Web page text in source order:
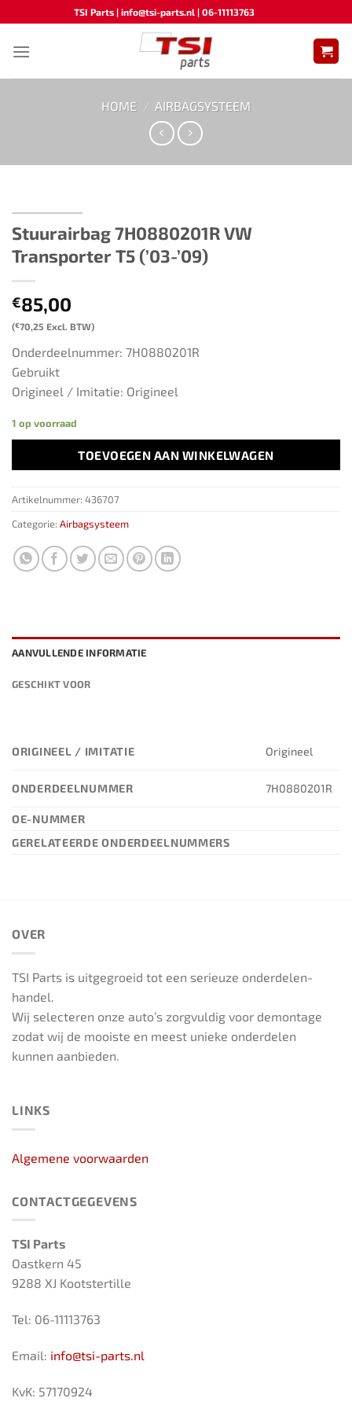
naar
inhoud
TSI Parts | info@tsi-parts.nl | 06-11113763
HOME / AIRBAGSYSTEEM
Stuurairbag ​​7H0880201R​ ​​VW
Transporter T5 (’03-’09)
€85,00
(€70,25 Excl. BTW)
Onderdeelnummer: 7H0880201R
Gebruikt
Origineel / Imitatie: Origineel
1 op voorraad
TOEVOEGEN AAN WINKELWAGEN
Artikelnummer: 436707
Categorie: Airbagsysteem
AANVULLENDE INFORMATIE
GESCHIKT VOOR
ORIGINEEL / IMITATIE Origineel
ONDERDEELNUMMER 7H0880201R
OE-NUMMER
GERELATEERDE ONDERDEELNUMMERS
OVER
TSI Parts is uitgegroeid tot een serieuze onderdelen-
handel.
Wij selecteren onze auto’s zorgvuldig voor demontage
zodat wij de mooiste en meest unieke onderdelen
kunnen aanbieden.
LINKS
Algemene voorwaarden
CONTACTGEGEVENS
TSI Parts
Oastkern 45
9288 XJ Kootstertille
Tel: 06-11113763
Email: info@tsi-parts.nl
KvK: 57170924